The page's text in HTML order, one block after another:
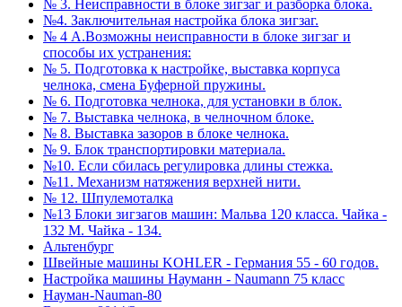
№ 3. Неисправности в блоке зигзаг и разборка блока.
№4. Заключительная настройка блока зигзаг.
№ 4 А.Возможны неисправности в блоке зигзаг и
способы их устранения:
№ 5. Подготовка к настройке, выставка корпуса
челнока, смена Буферной пружины.
№ 6. Подготовка челнока, для установки в блок.
№ 7. Выставка челнока, в челночном блоке.
№ 8. Выставка зазоров в блоке челнока.
№ 9. Блок транспортировки материала.
№10. Если сбилась регулировка длины стежка.
№11. Механизм натяжения верхней нити.
№ 12. Шпулемоталка
№13 Блоки зигзагов машин: Мальва 120 класса. Чайка -
132 М. Чайка - 134.
Альтенбург
Швейные машины KOHLER - Германия 55 - 60 годов.
Настройка машины Науманн - Naumann 75 класс
Науман-Nauman-80